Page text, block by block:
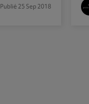
Publié 25 Sep 2018